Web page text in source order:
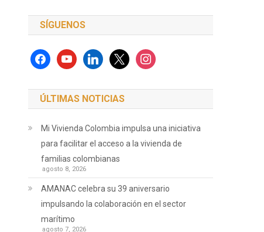
SÍGUENOS
facebookyoutubelinkedinx instagram
ÚLTIMAS NOTICIAS
Mi Vivienda Colombia impulsa una iniciativa
para facilitar el acceso a la vivienda de
familias colombianas
agosto 8, 2026
AMANAC celebra su 39 aniversario
impulsando la colaboración en el sector
marítimo
agosto 7, 2026